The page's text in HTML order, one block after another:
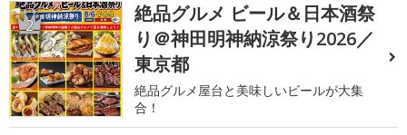
2
絶品グルメ ビール＆日本酒祭
り＠神田明神納涼祭り2026／
東京都
絶品グルメ屋台と美味しいビールが大集
合！